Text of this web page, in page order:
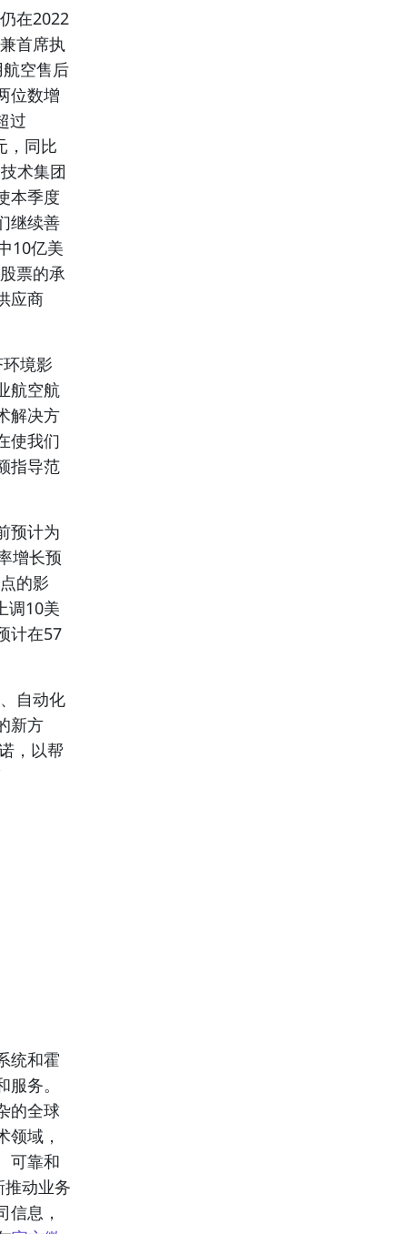
在2022
首席执
空售后
位数增
过
，同比
术集团
本季度
继续善
10亿美
票的承
应商
境影
航空航
解决方
使我们
指导范
预计为
增长预
的影
调10美
计在57
自动化
新方
，以帮
统和霍
务。
的全球
领域，
可靠和
推动业务
信息，